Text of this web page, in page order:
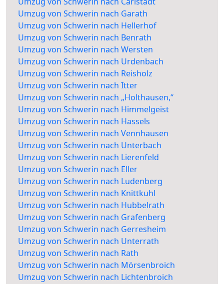
Umzug von Schwerin nach Garath
Umzug von Schwerin nach Hellerhof
Umzug von Schwerin nach Benrath
Umzug von Schwerin nach Wersten
Umzug von Schwerin nach Urdenbach
Umzug von Schwerin nach Reisholz
Umzug von Schwerin nach Itter
Umzug von Schwerin nach „Holthausen,“
Umzug von Schwerin nach Himmelgeist
Umzug von Schwerin nach Hassels
Umzug von Schwerin nach Vennhausen
Umzug von Schwerin nach Unterbach
Umzug von Schwerin nach Lierenfeld
Umzug von Schwerin nach Eller
Umzug von Schwerin nach Ludenberg
Umzug von Schwerin nach Knittkuhl
Umzug von Schwerin nach Hubbelrath
Umzug von Schwerin nach Grafenberg
Umzug von Schwerin nach Gerresheim
Umzug von Schwerin nach Unterrath
Umzug von Schwerin nach Rath
Umzug von Schwerin nach Mörsenbroich
Umzug von Schwerin nach Lichtenbroich